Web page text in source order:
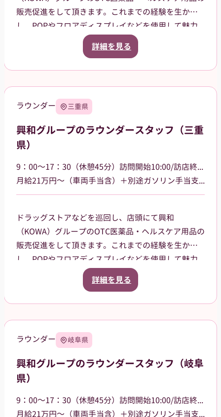
販売促進をして頂きます。これまでの経験を生か
し、POPやフロアディスプレイなどを使用して魅力
的な売場作りをお願いします。また、商品や稼働に
関する研修などは、事前に担当者から数日間行いま
を担当していただきます。2026年12月31日までを予
り）。
詳細を見る
ラウンダー 三重県
興和グループのラウンダースタッフ（三重
県）
9：00～17：30（休憩45分）訪問開始10:00/訪店終了17:00
月給21万円～（車両手当含）＋別途ガソリン手当支給 その他手当あり
ドラッグストアなどを巡回し、店頭にて興和
（KOWA）グループのOTC医薬品・ヘルスケア用品の
販売促進をして頂きます。これまでの経験を生か
し、POPやフロアディスプレイなどを使用して魅力
的な売場作りをお願いします。また、商品や稼働に
関する研修などは、事前に担当者から数日間行いま
していただきます。
詳細を見る
ラウンダー 岐阜県
興和グループのラウンダースタッフ（岐阜
県）
9：00～17：30（休憩45分）訪問開始10:00/訪店終了17:00
月給21万円～（車両手当含）＋別途ガソリン手当支給 その他手当あり